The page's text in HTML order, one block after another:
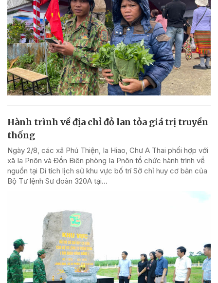
Hành trình về địa chỉ đỏ lan tỏa giá trị truyền
thống
Ngày 2/8, các xã Phú Thiện, Ia Hiao, Chư A Thai phối hợp với
xã Ia Pnôn và Đồn Biên phòng Ia Pnôn tổ chức hành trình về
nguồn tại Di tích lịch sử khu vực bố trí Sở chỉ huy cơ bản của
Bộ Tư lệnh Sư đoàn 320A tại...